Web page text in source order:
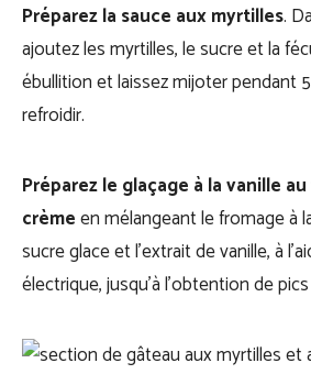
Préparez la sauce aux myrtilles.
ajoutez les myrtilles, le sucre et la
ébullition et laissez mijoter pendant
refroidir.
Préparez le glaçage à la vanille
crèmeen mélangeant le fromage à
sucre glace et l’extrait de vanille, à
électrique, jusqu’à l’obtention de